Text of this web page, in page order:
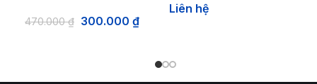
470.000₫ 300.000 ₫
Liên hệ